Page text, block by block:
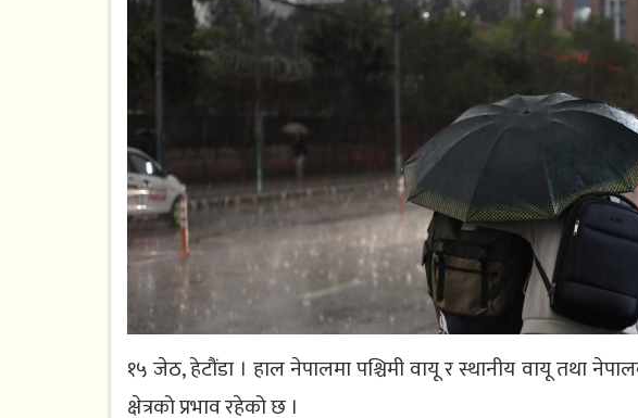
१५ जेठ, हेटौंडा । हाल नेपालमा पश्चिमी वायू र स्थानीय वायू तथा
क्षेत्रको प्रभाव रहेको छ ।